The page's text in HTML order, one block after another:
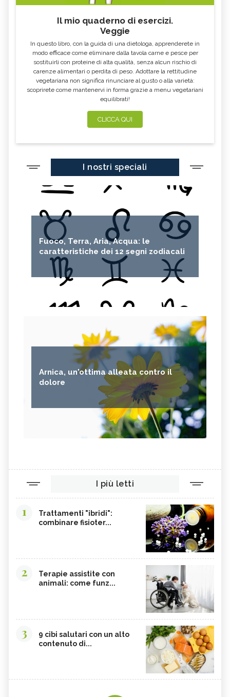
Il mio quaderno di esercizi.
Veggie
In questo libro, con la guida di una dietologa, apprenderete in
modo efficace come eliminare dalla tavola carne e pesce per
sostituirli con proteine di alta qualità, senza alcun rischio di
carenze alimentari o perdita di peso. Adottare la rettitudine
vegetariana non significa rinunciare al gusto o alla varietà:
scoprirete come mantenervi in forma grazie a menu vegetariani
equilibrati!
CLICCA QUI
I nostri speciali
Fuoco, Terra, Aria, Acqua: le
caratteristiche dei 12 segni zodiacali
Arnica, un'ottima alleata contro il
dolore
I più letti
1
Trattamenti "ibridi":
combinare fisioter...
2
Terapie assistite con
animali: come funz...
3
9 cibi salutari con un alto
contenuto di...